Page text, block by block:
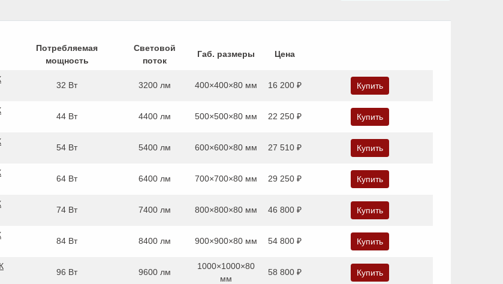
Потребляемая
мощность
Световой
поток
Габ. размеры Цена
32 Вт 3200 лм 400×400×80 мм 16 200 ₽ Купить
44 Вт 4400 лм 500×500×80 мм 22 250 ₽ Купить
54 Вт 5400 лм 600×600×80 мм 27 510 ₽ Купить
64 Вт 6400 лм 700×700×80 мм 29 250 ₽ Купить
74 Вт 7400 лм 800×800×80 мм 46 800 ₽ Купить
84 Вт 8400 лм 900×900×80 мм 54 800 ₽ Купить
96 Вт 9600 лм
1000×1000×80
мм
58 800 ₽ Купить